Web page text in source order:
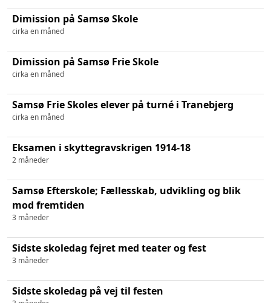
Dimission på Samsø Skole
cirka en måned
Dimission på Samsø Frie Skole
cirka en måned
Samsø Frie Skoles elever på turné i Tranebjerg
cirka en måned
Eksamen i skyttegravskrigen 1914-18
2 måneder
Samsø Efterskole; Fællesskab, udvikling og blik
mod fremtiden
3 måneder
Sidste skoledag fejret med teater og fest
3 måneder
Sidste skoledag på vej til festen